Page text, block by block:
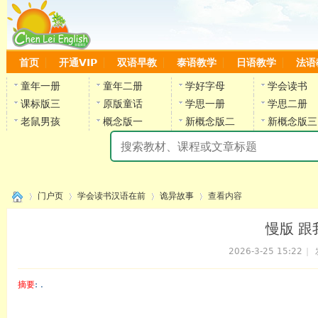
首页 开通VIP 双语早教 泰语教学 日语教学 法语
童年一册 童年二册 学好字母
学会读书
课标版三
原版童话 学思一册
学思二册
老鼠男孩
概念版一 新概念版二 新概念版三
门户页 学会读书汉语在前 诡异故事 查看内容
慢版 跟
2026-3-25 15:22
摘要: .